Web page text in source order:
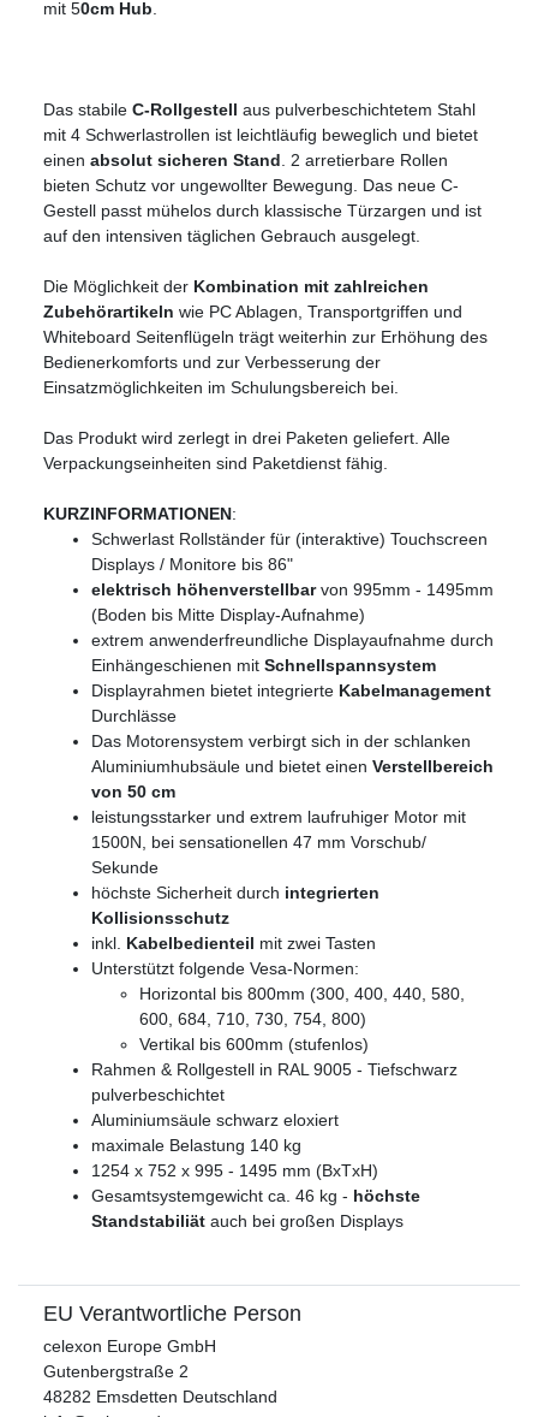
mit 50cm Hub
Das stabile C-Rollgestell aus pulverbeschichtetem Stahl
mit 4 Schwerlastrollen ist leichtläufig beweglich und bietet
einen absolut sicheren Stand . 2 arretierbare Rollen
bieten Schutz vor ungewollter Bewegung. Das neue C-
Gestell passt mühelos durch klassische Türzargen und ist
auf den intensiven täglichen Gebrauch ausgelegt.
Die Möglichkeit der Kombination mit zahlreichen
Zubehörartikeln wie PC Ablagen, Transportgriffen und
Whiteboard Seitenflügeln trägt weiterhin zur Erhöhung des
Bedienerkomforts und zur Verbesserung der
Einsatzmöglichkeiten im Schulungsbereich bei.
Das Produkt wird zerlegt in drei Paketen geliefert. Alle
Verpackungseinheiten sind Paketdienst fähig.
KURZINFORMATIONEN:
Schwerlast Rollständer für (interaktive) Touchscreen
Displays / Monitore bis 86"
elektrisch höhenverstellbarvon 995mm - 1495mm
(Boden bis Mitte Display-Aufnahme)
extrem anwenderfreundliche Displayaufnahme durch
Einhängeschienen mit Schnellspannsystem
Displayrahmen bietet integrierte Kabelmanagement
Durchlässe
Das Motorensystem verbirgt sich in der schlanken
Aluminiumhubsäule und bietet einen Verstellbereich
von 50 cm
leistungsstarker und extrem laufruhiger Motor mit
1500N, bei sensationellen 47 mm Vorschub/
Sekunde
höchste Sicherheit durch integrierten
Kollisionsschutz
inkl. Kabelbedienteil mit zwei Tasten
Unterstützt folgende Vesa-Normen:
Horizontal bis 800mm (300, 400, 440, 580,
600, 684, 710, 730, 754, 800)
Vertikal bis 600mm (stufenlos)
Rahmen & Rollgestell in RAL 9005 - Tiefschwarz
pulverbeschichtet
Aluminiumsäule schwarz eloxiert
maximale Belastung 140 kg
1254 x 752 x 995 - 1495 mm (BxTxH)
Gesamtsystemgewicht ca. 46 kg - höchste
Standstabiliät auch bei großen Displays
EU Verantwortliche Person
celexon Europe GmbH
Gutenbergstraße 2
48282 Emsdetten Deutschland